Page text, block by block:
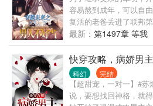
你。” 统子纪元，【？
这到底是谁在攻略谁？
容易熬到成年，可以自
复活的老爸丢进了联邦
蘭就这样朝着冷酷狂霸
了几个群，蘭少VIP群
者），蘭少3群（新开）
最新： 第1497章 等我
快穿攻略，病娇男
科幻 完结
【超甜宠，一对一】#苏
说，要想找回神格，就